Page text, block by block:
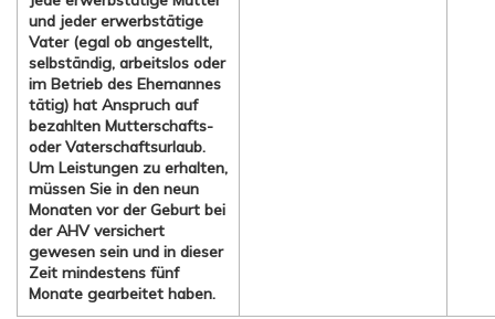
und jeder erwerbstätige
Vater (egal ob angestellt,
selbständig, arbeitslos oder
im Betrieb des Ehemannes
tätig) hat Anspruch auf
bezahlten Mutterschafts-
oder Vaterschaftsurlaub.
Um Leistungen zu erhalten,
müssen Sie in den neun
Monaten vor der Geburt bei
der AHV versichert
gewesen sein und in dieser
Zeit mindestens fünf
Monate gearbeitet haben.